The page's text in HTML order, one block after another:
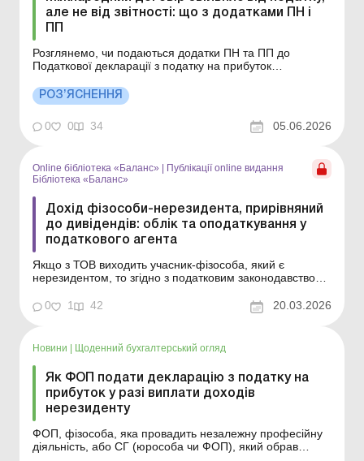
але не від звітності: що з додатками ПН і
Розглянемо, чи подаються додатки ПН та ПП до
Податкової декларації з податку на прибуток
згідно із міжнародним договором про уникнення
подвійного оподаткування податок на доходи
нерезидента з джерелом його походження з України не
сплачується або спла...
РОЗ’ЯСНЕННЯ
0 0 34 05.06.2026
Online бібліотека «Баланс»
Публікації online видання
Бібліотека «Баланс»
Дохід фізособи-нерезидента, прирівняний
до дивідендів: облік та оподаткування у
податкового агента
Якщо з ТОВ виходить учасник-фізособа, який є
нерезидентом, то згідно з податковим законодавством
прирівнюється до дивідендів. У статті зупинимося
докладніше на податкових наслідках такої виплати.
0 1 42 20.03.2026
Новини | Щоденний бухгалтерський огляд
Як ФОП подати декларацію з податку на
прибуток у разі виплати доходів
нерезиденту
ФОП, фізособа, яка провадить незалежну професійну
діяльність, або СГ (юрособа чи ФОП), який обрав